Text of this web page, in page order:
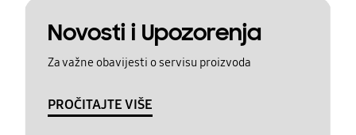
Novosti i Upozorenja
Za važne obavijesti o servisu proizvoda
PROČITAJTE VIŠE